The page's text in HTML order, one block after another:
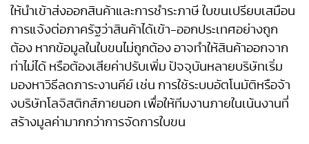
ให้นำเข้าส่งออกสินค้าและการชำระภาษี ใบขนเปรียบเสมือน
การแจ้งต่อภาครัฐว่าสินค้าได้เข้า-ออกประเทศอย่างถูก
ต้อง หากข้อมูลในใบขนไม่ถูกต้อง อาจทำให้สินค้าออกจาก
ท่าไม่ได้ หรือต้องเสียค่าปรับเพิ่ม ปัจจุบันหลายบริษัทเริ่ม
มองหาวิธีลดภาระงานคีย์ เช่น การใช้ระบบอัตโนมัติหรือจ้า
งบริษัทโลจิสติกส์ภายนอก เพื่อให้ทีมงานภายในเน้นงานที่
สร้างมูลค่ามากกว่าการจัดการใบขน